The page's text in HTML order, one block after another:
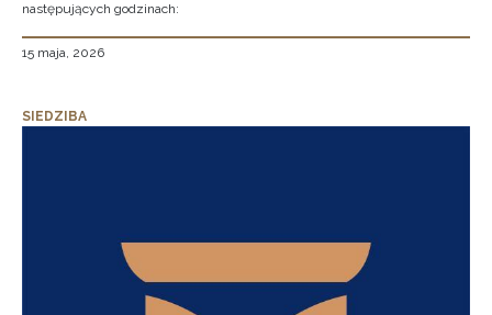
następujących godzinach:
15 maja, 2026
SIEDZIBA